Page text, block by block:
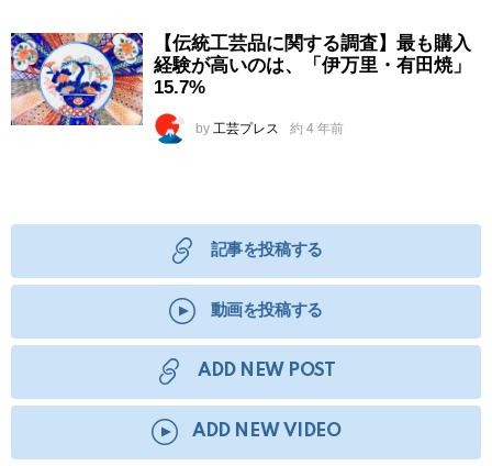
【伝統工芸品に関する調査】最も購入
経験が高いのは、「伊万里・有田焼」
15.7%
by 工芸プレス 約 4 年前
記事を投稿する
動画を投稿する
ADD NEW POST
ADD NEW VIDEO